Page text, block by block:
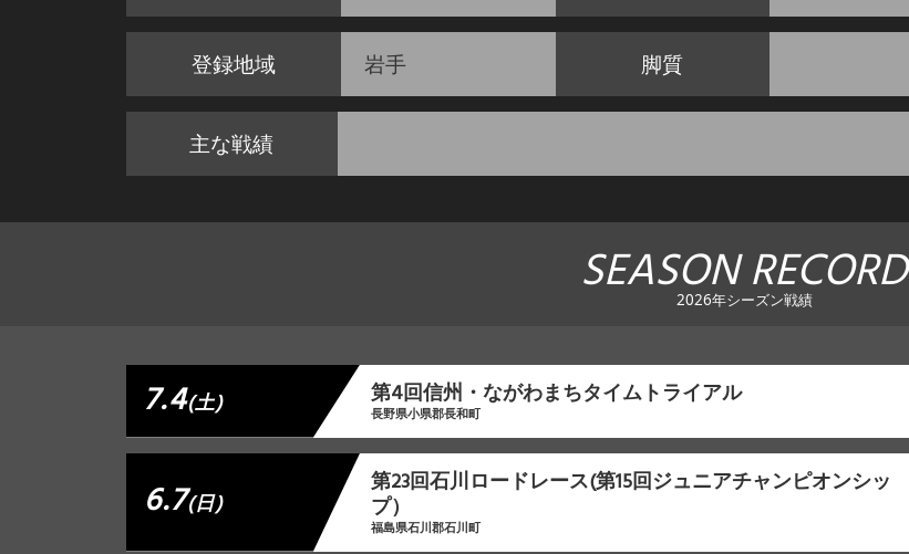
登録地域 岩手 脚質
主な戦績
SEASON RECORD
2026年シーズン戦績
7.4(土) 第4回信州・ながわまちタイムトライアル
長野県小県郡長和町
6.7(日)
第23回石川ロードレース(第15回ジュニアチャンピオンシッ
プ）
福島県石川郡石川町